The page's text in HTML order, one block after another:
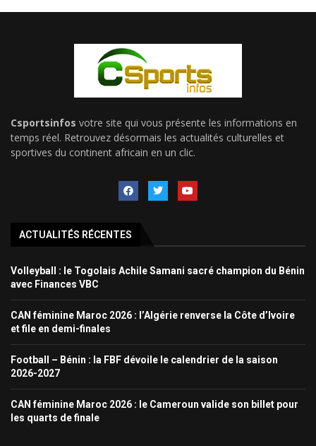
Csportsinfos votre site qui vous présente les informations en
temps réel. Retrouvez désormais les actualités culturelles et
sportives du continent africain en un clic.
ACTUALITÉS RÉCENTES
Volleyball : le Togolais Achile Samani sacré champion du Bénin
avec Finances VBC
CAN féminine Maroc 2026 : l’Algérie renverse la Côte d’Ivoire
et file en demi-finales
Football – Bénin : la FBF dévoile le calendrier de la saison
2026-2027
CAN féminine Maroc 2026 : le Cameroun valide son billet pour
les quarts de finale